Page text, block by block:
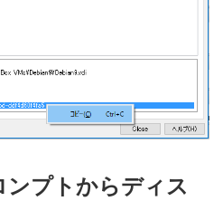
プトからディス